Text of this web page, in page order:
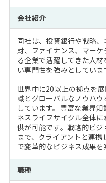
会社紹介
同社は、投資銀行や戦略
財、ファイナンス、マー
る企業で活躍してきた人
い専門性を強みとしていま
世界中に20以上の拠点を
識とグローバルなノウハ
しています。豊富な業界
ネスライフサイクル全体
供が可能です。戦略的ビ
まで、クライアントと連
で変革的なビジネス成果を
職種